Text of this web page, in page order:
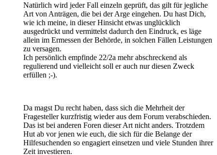
Natürlich wird jeder Fall einzeln geprüft, das gilt für jegliche
Art von Anträgen, die bei der Arge eingehen. Du hast Dich,
wie ich meine, in dieser Hinsicht etwas unglücklich
ausgedrückt und vermittelst dadurch den Eindruck, es läge
allein im Ermessen der Behörde, in solchen Fällen Leistungen
zu versagen.
Ich persönlich empfinde 22/2a mehr abschreckend als
regulierend und vielleicht soll er auch nur diesen Zweck
erfüllen ;-).
Da magst Du recht haben, dass sich die Mehrheit der
Fragesteller kurzfristig wieder aus dem Forum verabschieden.
Das ist bei anderen Foren dieser Art nicht anders. Trotzdem
Hut ab vor jenen wie euch, die sich für die Belange der
Hilfesuchenden so engagiert einsetzen und viele Stunden ihrer
Zeit investieren.